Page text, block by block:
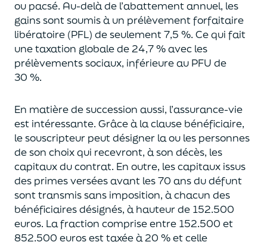
ou pacsé. Au-delàde l’abattement annuel, les
gains sont soumis à un prélèvement forfaitaire
libératoire (PFL) de seulement 7,5 %. Ce qui fait
une taxation globale de24,7 % avec les
prélèvements sociaux, inférieure au PFU de
30 %.
En matière de succession aussi, l’assurance-vie
est intéressante. Grâce à la clause bénéficiaire,
le souscripteur peut désigner la ou les personnes
de son choix qui recevront, à son décès, les
capitaux du contrat. En outre, les capitaux issus
des primes versées avant les 70 ans du défunt
sont transmis sans imposition, à chacun des
bénéficiaires désignés, à hauteur de 152.500
euros. La fraction comprise entre 152.500 et
852.500 eurosest taxée à 20 % et celle